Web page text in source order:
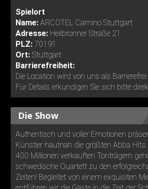
Spielort
Name:ARCOTEL Camino Stuttgart
Adresse: Heilbronner Straße 21
PLZ: 70191
Ort:Stuttgart
Barrierefreiheit:
Die Location wird von uns als
Für Details erkundigen Sie sich bitte
Die Show
Authentisch und voller Emotionen
Künstler hautnah die größten Abba
400 Millionen verkauften Tonträgern
schwedische Quartett zu den
Zeiten! Begleitet von einem exquisiten